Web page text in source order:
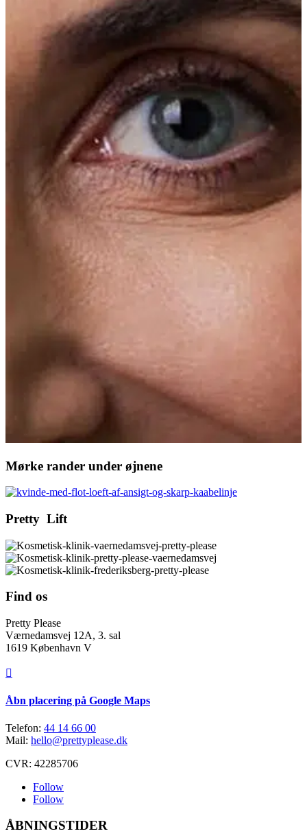
Mørke rander under øjnene
Pretty Lift
Find os
Pretty Please
Værnedamsvej 12A, 3. sal
1619 København V

Åbn placering på Google Maps
Telefon: 44 14 66 00
Mail: hello@prettyplease.dk
CVR: 42285706
Follow
Follow
ÅBNINGSTIDER